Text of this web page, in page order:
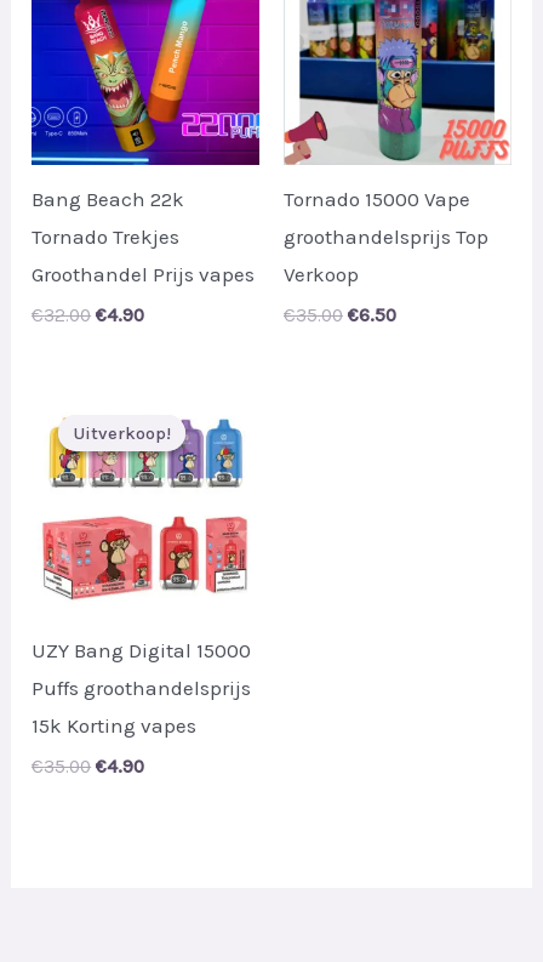
Bang Beach 22k
Tornado Trekjes
Groothandel Prijs vapes
€32.00 Original
€4.90Current
Tornado 15000 Vape
groothandelsprijs Top
Verkoop
€35.00 Original
€6.50Current
Uitverkoop!
Uitverkoop!
UZY Bang Digital 15000
Puffs groothandelsprijs
15k Korting vapes
€35.00 Original
€4.90Current